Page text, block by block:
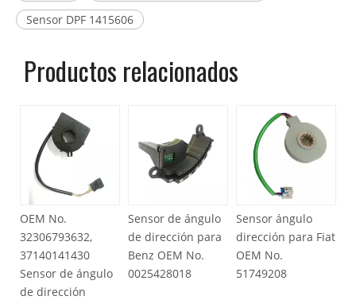
Sensor DPF 1415606
1415606 Sensor DPF
Productos relacionados
OEM No.
32306793632,
37140141430
Sensor de ángulo
de dirección
Sensor de ángulo
de dirección para
Benz OEM No.
0025428018
Sensor ángulo
dirección para Fiat
OEM No.
51749208